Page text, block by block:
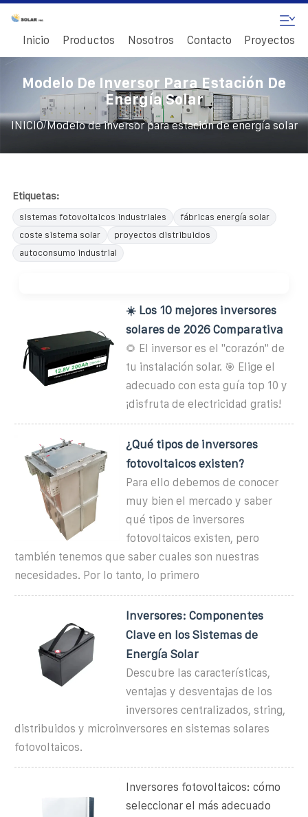
Inicio Productos Nosotros Contacto Proyectos
Modelo De Inversor Para Estación De
Energía Solar
INICIO/Modelo de inversor para estación de energía solar
Etiquetas:
sistemas fotovoltaicos industriales
fábricas energía solar
coste sistema solar
proyectos distribuidos
autoconsumo industrial
☀️ Los 10 mejores inversores
solares de 2026 Comparativa
🌻 El inversor es el "corazón" de
tu instalación solar. 🎯 Elige el
adecuado con esta guía top 10 y
¡disfruta de electricidad gratis!
¿Qué tipos de inversores
fotovoltaicos existen?
Para ello debemos de conocer
muy bien el mercado y saber
qué tipos de inversores
fotovoltaicos existen, pero
también tenemos que saber cuales son nuestras
necesidades. Por lo tanto, lo primero
Inversores: Componentes
Clave en los Sistemas de
Energía Solar
Descubre las características,
ventajas y desventajas de los
inversores centralizados, string,
distribuidos y microinversores en sistemas solares
fotovoltaicos.
Inversores fotovoltaicos: cómo
seleccionar el más adecuado